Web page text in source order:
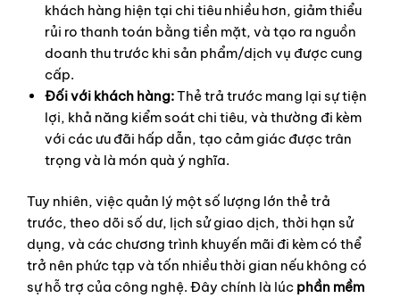
khách hàng hiện tại chi tiêu nhiều hơn, giảm thiểu
rủi ro thanh toán bằng tiền mặt, và tạo ra nguồn
doanh thu trước khi sản phẩm/dịch vụ được cung
cấp.
Đối với khách hàng:Thẻ trả trước mang lại sự tiện
lợi, khả năng kiểm soát chi tiêu, và thường đi kèm
với các ưu đãi hấp dẫn, tạo cảm giác được trân
trọng và là món quà ý nghĩa.
Tuy nhiên, việc quản lý một số lượng lớn thẻ trả
trước, theo dõi số dư, lịch sử giao dịch, thời hạn sử
dụng, và các chương trình khuyến mãi đi kèm có thể
trở nên phức tạp và tốn nhiều thời gian nếu không có
sự hỗ trợ của công nghệ. Đây chính là lúc phần mềm